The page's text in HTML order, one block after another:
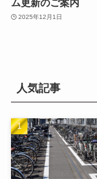
2025年12月1日
人気記事